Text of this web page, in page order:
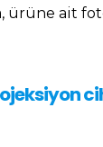
ürüne ait